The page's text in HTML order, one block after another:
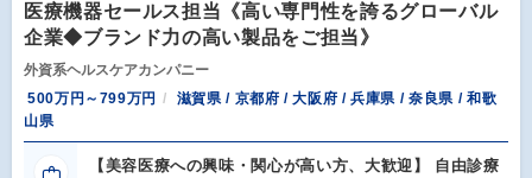
医療機器セールス担当《高い専門性を誇るグローバル
企業◆ブランド力の高い製品をご担当》
外資系ヘルスケアカンパニー
500万円～799万円
滋賀県 / 京都府 / 大阪府 / 兵庫県 / 奈良県 / 和歌
山県
【美容医療への興味・関心が高い方、大歓迎】 自由診療